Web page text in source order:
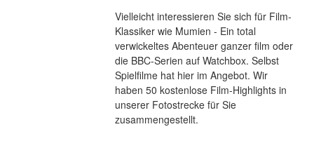
Vielleicht interessieren Sie sich für Film-
Klassiker wie Mumien - Ein total
verwickeltes Abenteuer ganzer film oder
die BBC-Serien auf Watchbox. Selbst
Spielfilme hat hier im Angebot. Wir
haben 50 kostenlose Film-Highlights in
unserer Fotostrecke für Sie
zusammengestellt.